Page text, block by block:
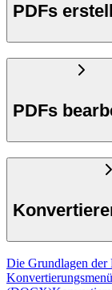
PDFs
PDFs
Die Grundlagen
Konvertierungsmenü